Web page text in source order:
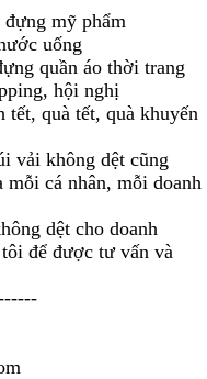
mỹ phẩm
uống
quần áo thời trang
hội nghị
quà tết, quà khuyến
vải không dệt cũng
mỗi cá nhân, mỗi doanh
dệt cho doanh
để được tư vấn và